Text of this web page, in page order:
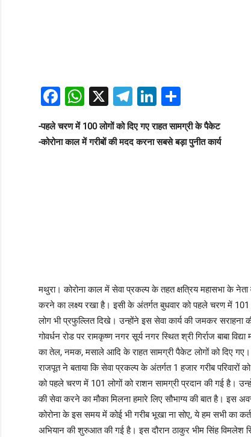
Facebook
WhatsApp
X Telegram
LinkedIn
Share
-पहले चरण में 100 लोगों को दिए गए राहत सामग्री के पैकेट
-कोरोना काल में गरीबों की मदद करना सबसे बड़ा पुनीत कार्य
मथुरा। कोरोना काल में सेवा प्रकल्प के तहत क्षत्रिय महासभा के नेता
करने का लक्ष्य रखा है। इसी के अंतर्गत बुधवार को पहले चरण में
लोग भी प्रफुल्लित दिखे। उन्होंने इस सेवा कार्य की जमकर सराहना
गोवर्धन रोड पर रामकृष्ण नगर सूर्य नगर स्थित श्री गिर्राज बाबा
का तेल, नमक, मसाले आदि के राहत सामग्री पैकेट लोगों को दिए गए।
राजपूत ने बताया कि सेवा प्रकल्प के अंतर्गत 1 हजार गरीब
को पहले चरण में 101 लोगों को राशन सामग्री प्रदान की गई है।
की सेवा करने का मौका मिलना हमारे लिए सौभाग्य की बात है। इस
कोरोना के इस समय में कोई भी गरीब भूखा ना सोए, ये हम सभी का
अभियान की शुरुआत की गई है। इस दौरान ठाकुर भीम सिंह विमलेश